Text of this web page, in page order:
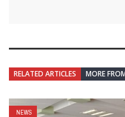
RELATED ARTICLES MORE
NEWS